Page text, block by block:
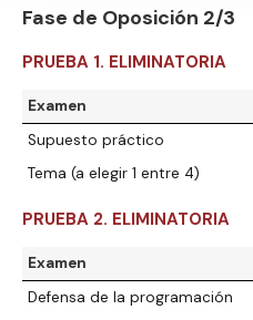
Fase de Oposición 2/3
PRUEBA 1. ELIMINATORIA
Examen
Supuesto práctico
Tema (a elegir 1 entre 4)
PRUEBA 2. ELIMINATORIA
Examen
Defensa de la programación